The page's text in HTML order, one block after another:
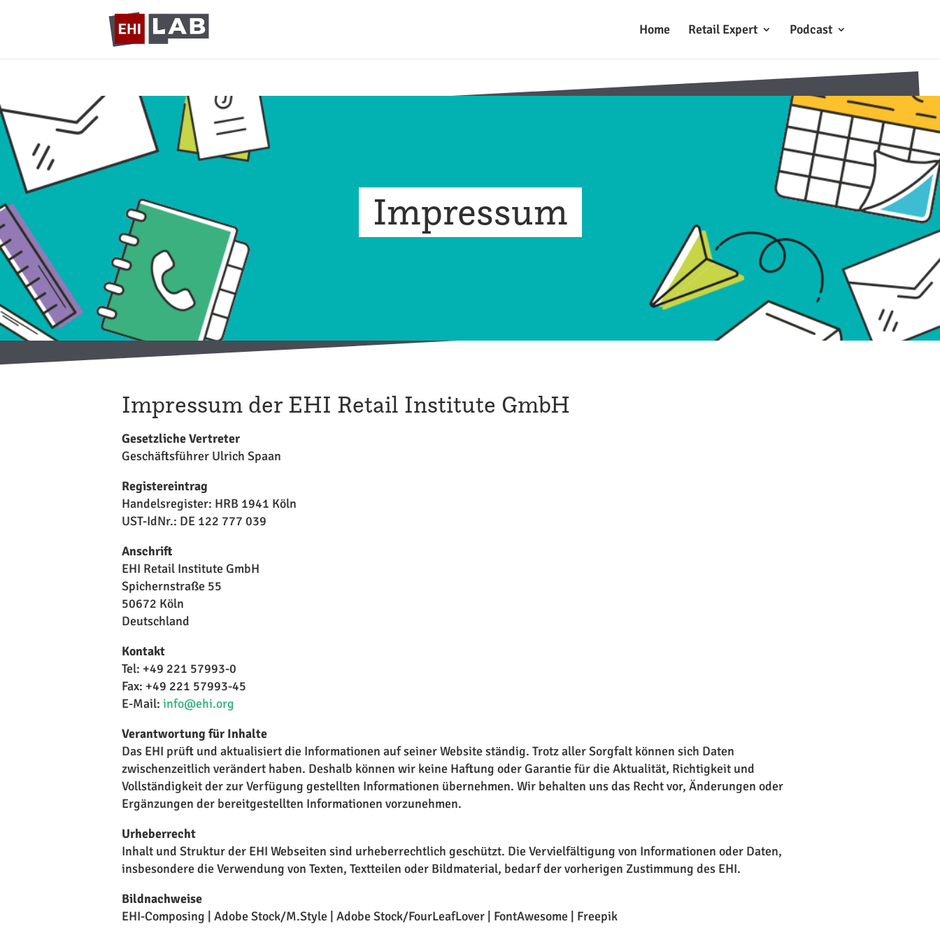
Home Retail Expert Podcast
Impressum
Impressum der EHI Retail Institute GmbH
Gesetzliche Vertreter
Geschäftsführer Ulrich Spaan
Registereintrag
Handelsregister: HRB 1941 Köln
UST-IdNr.: DE 122 777 039
Anschrift
EHI Retail Institute GmbH
Spichernstraße 55
50672 Köln
Deutschland
Kontakt
Tel: +49 221 57993-0
Fax: +49 221 57993-45
E-Mail:info@ehi.org
Verantwortung für Inhalte
Das EHI prüft und aktualisiert die Informationen auf seiner Website ständig. Trotz aller Sorgfalt können sich Daten
zwischenzeitlich verändert haben. Deshalb können wir keine Haftung oder Garantie für die Aktualität, Richtigkeit und
Vollständigkeit der zur Verfügung gestellten Informationen übernehmen. Wir behalten uns das Recht vor, Änderungen oder
Ergänzungen der bereitgestellten Informationen vorzunehmen.
Urheberrecht
Inhalt und Struktur der EHI Webseiten sind urheberrechtlich geschützt. Die Vervielfältigung von Informationen oder Daten,
insbesondere die Verwendung von Texten, Textteilen oder Bildmaterial, bedarf der vorherigen Zustimmung des EHI.
Bildnachweise
EHI-Composing | Adobe Stock/M.Style | Adobe Stock/FourLeafLover | FontAwesome | Freepik